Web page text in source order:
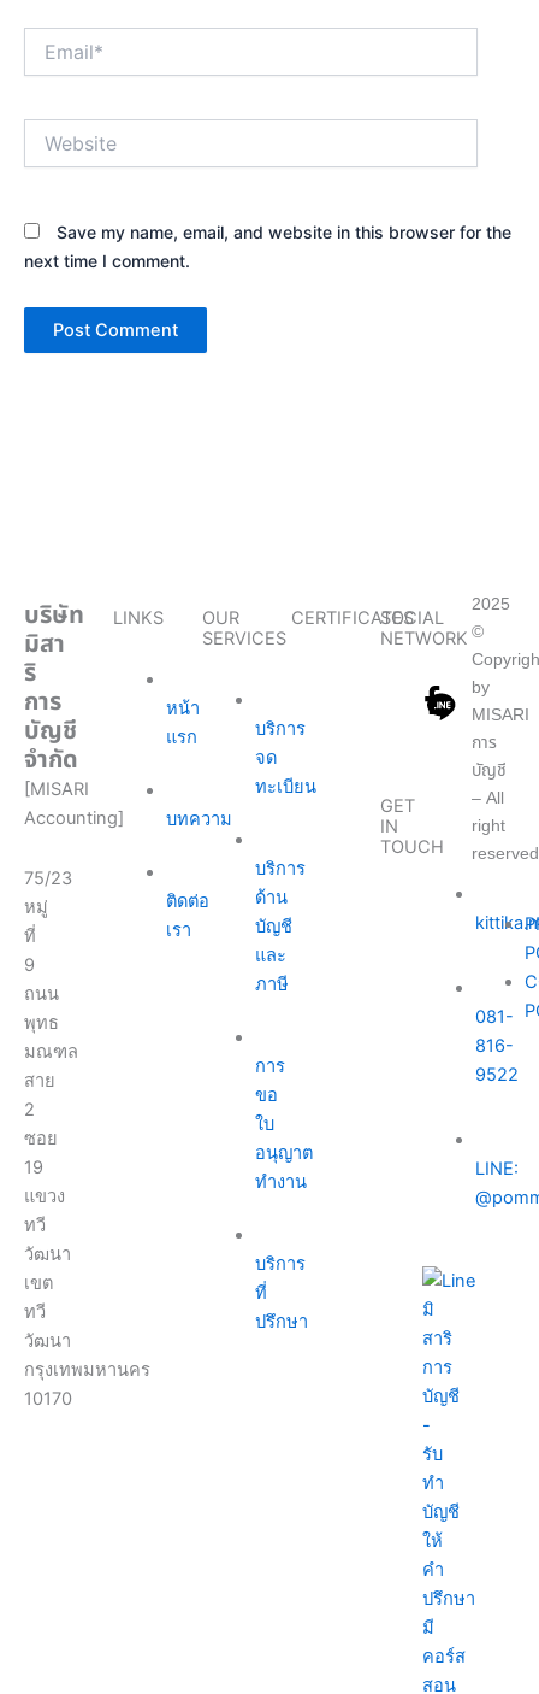
Save my name, email, and website in this browser for the
next time I comment.
บริษัท
มิสา
ริ
การ
บัญชี
จำกัด
[MISARI
Accounting]
75/23
หมู่
ที่
9
ถนน
พุทธ
มณฑล
สาย
2
ซอย
19
แขวง
ทวี
วัฒนา
เขต
ทวี
วัฒนา
กรุงเทพมหานคร
10170
LINKS
หน้า
แรก
บทความ
ติดต่อ
เรา
OUR
SERVICES
บริการ
จด
ทะเบียน
บริการ
ด้าน
บัญชี
และ
ภาษี
การ
ขอ
ใบ
อนุญาต
ทำงาน
บริการ
ที่
ปรึกษา
CERTIFICATESSOCIAL
NETWORK
GET
IN
TOUCH
081-
816-
9522
LINE:
2025
©
by
MISARI
การ
บัญชี
– All
right